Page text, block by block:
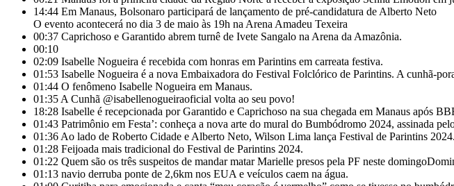
14:44 Em Manaus, Bolsonaro participará de lançamento de pré-candidatura de Alberto Neto
O evento acontecerá no dia 3 de maio às 19h na Arena Amadeu Texeira
00:37 Caprichoso e Garantido abrem turnê de Ivete Sangalo na Arena da Amazônia.
00:10
02:09 Isabelle Nogueira é recebida com honras em Parintins em carreata festiva.
01:53 Isabelle Nogueira é a nova Embaixadora do Festival Folclórico de Parintins. A cunhã-
01:44 O fenômeno Isabelle Nogueira em Manaus.
01:35 A Cunhã @isabellenogueiraoficial volta ao seu povo!
18:28 Isabelle é recepcionada por Garantido e Caprichoso na sua chegada em Manaus após
01:43 Patrimônio em Festa’: conheça a nova arte do mural do Bumbódromo 2024, assinada
01:36 Ao lado de Roberto Cidade e Alberto Neto, Wilson Lima lança Festival de Parintins 2024.
01:28 Feijoada mais tradicional do Festival de Parintins 2024.
01:22 Quem são os três suspeitos de mandar matar Marielle presos pela PF neste
01:13 navio derruba ponte de 2,6km nos EUA e veículos caem na água.